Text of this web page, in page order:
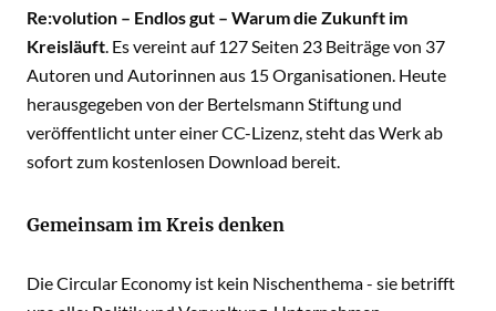
Re:volution – Endlos gut – Warum die Zukunft im
Kreisläuft. Es vereint auf 127 Seiten 23 Beiträge von 37
Autoren und Autorinnen aus 15 Organisationen. Heute
herausgegeben von der Bertelsmann Stiftung und
veröffentlicht unter einer CC-Lizenz, steht das Werk ab
sofort zum kostenlosen Download bereit.
Gemeinsam im Kreis denken
Die Circular Economy ist kein Nischenthema - sie betrifft